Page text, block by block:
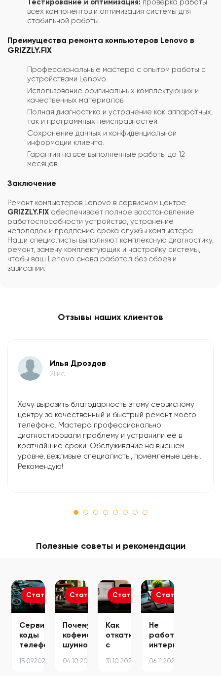
всех компонентов и оптимизация системы для
стабильной работы.
Преимущества ремонта компьютеров Lenovo в
GRIZZLY.FIX
Профессиональные мастера с опытом работы с
устройствами Lenovo.
Использование оригинальных комплектующих и
качественных материалов.
Полная диагностика и устранение как аппаратных,
так и программных неисправностей.
Сохранение данных и конфиденциальной
информации клиента.
Гарантия на все выполненные работы до 12
месяцев.
Заключение
Ремонт компьютеров Lenovo в сервисном центре
GRIZZLY.FIX обеспечивает полное восстановление
работоспособности устройства, устранение
неполадок и продление срока службы компьютера.
Наши специалисты выполняют комплексную диагностику,
ремонт, замену комплектующих и настройку системы,
чтобы ваш Lenovo снова работал без сбоев и
зависаний.
Отзывы наших клиентов
Илья Дроздов
2Гис
Хочу выразить благодарность этому сервисному
центру за качественный и быстрый ремонт моего
телефона. Мастера профессионально
диагностировали проблему и устранили её в
кратчайшие сроки. Обслуживание на высшем
уровне, вежливые специалисты, приемлемые цены.
Рекомендую!
Полезные советы и рекомендации
Статьи
Сервисные
коды
телефонов
–
15.09.2024
Статьи
Почему
кофемашина
шумно
–
04.10.2024
Статьи
Как
откатиться
с
iOS
31.10.2025
Статьи
Не
работает
интернет
iPhone
06.11.2024